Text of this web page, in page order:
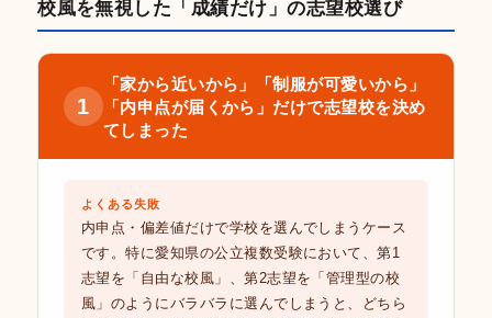
校風を無視した「成績だけ」の志望校選び
1
「家から近いから」「制服が可愛いから」
「内申点が届くから」だけで志望校を決め
てしまった
よくある失敗
内申点・偏差値だけで学校を選んでしまうケース
です。特に愛知県の公立複数受験において、第1
志望を「自由な校風」、第2志望を「管理型の校
風」のようにバラバラに選んでしまうと、どちら